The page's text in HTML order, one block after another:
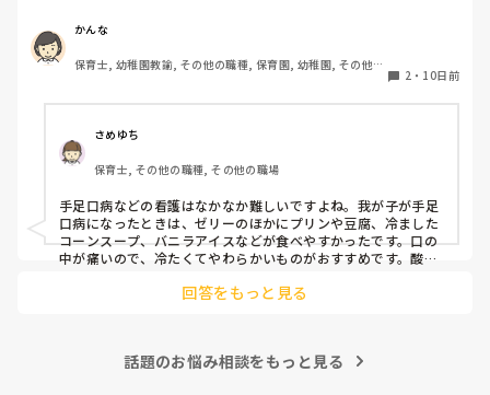
何かありましたら教えてください！
かんな
保育士, 幼稚園教諭, その他の職種, 保育園, 幼稚園, その他の
2 ・ 10日前
さめゆち
保育士, その他の職種, その他の職場
手足口病などの看護はなかなか難しいですよね。我が子が手足
口病になったときは、ゼリーのほかにプリンや豆腐、冷ました
コーンスープ、バニラアイスなどが食べやすかったです。口の
中が痛いので、冷たくてやわらかいものがおすすめです。酸味
た。水分も少しずつこまめに摂れると安心ですよ。
回答をもっと見る
話題のお悩み相談をもっと見る